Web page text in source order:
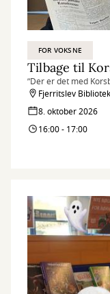
FOR VOKSNE
Tilbage til
”Der er det med
Fjerritslev Bibliotek
8. oktober 2026
16:00 - 17:00